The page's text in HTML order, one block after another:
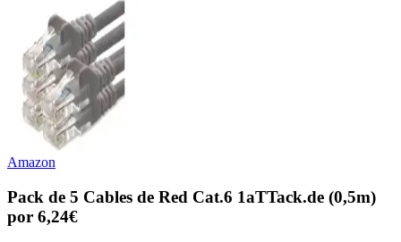
Amazon
Pack de 5 Cables de Red Cat.6 1aTTack.de (0,5m)
por 6,24€